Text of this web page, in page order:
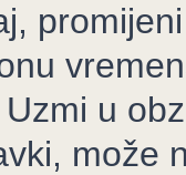
u
može